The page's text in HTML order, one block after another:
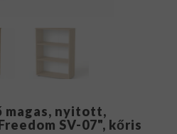
magas, nyitott,
SV-07", kőris